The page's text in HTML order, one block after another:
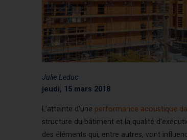
Julie Leduc
jeudi, 15 mars 2018
L'atteinte d'une performance acoustique
structure du bâtiment et la qualité
des éléments qui, entre autres, vont